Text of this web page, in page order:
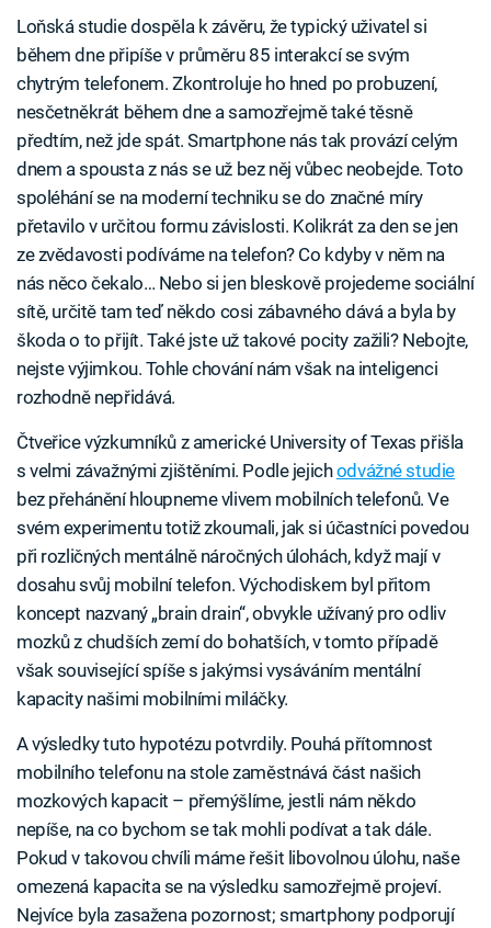
Loňská studie dospěla k závěru, že typický uživatel si
během dne připíše v průměru 85 interakcí se svým
chytrým telefonem. Zkontroluje ho hned po probuzení,
nesčetněkrát během dne a samozřejmě také těsně
předtím, než jde spát. Smartphone nás tak provází celým
dnem a spousta z nás se už bez něj vůbec neobejde. Toto
spoléhání se na moderní techniku se do značné míry
přetavilo v určitou formu závislosti. Kolikrát za den se jen
ze zvědavosti podíváme na telefon? Co kdyby v něm na
nás něco čekalo… Nebo si jen bleskově projedeme sociální
sítě, určitě tam teď někdo cosi zábavného dává a byla by
škoda o to přijít. Také jste už takové pocity zažili? Nebojte,
nejste výjimkou. Tohle chování nám však na inteligenci
rozhodně nepřidává.
Čtveřice výzkumníků z americké University of Texas přišla
s velmi závažnými zjištěními. Podle jejichodvážné studie
bez přehánění hloupneme vlivem mobilních telefonů. Ve
svém experimentu totiž zkoumali, jak si účastníci povedou
při rozličných mentálně náročných úlohách, když mají v
dosahu svůj mobilní telefon. Východiskem byl přitom
koncept nazvaný „brain drain“, obvykle užívaný pro odliv
mozků z chudších zemí do bohatších, v tomto případě
však související spíše s jakýmsi vysáváním mentální
kapacity našimi mobilními miláčky.
A výsledky tuto hypotézu potvrdily. Pouhá přítomnost
mobilního telefonu na stole zaměstnává část našich
mozkových kapacit – přemýšlíme, jestli nám někdo
nepíše, na co bychom se tak mohli podívat a tak dále.
Pokud v takovou chvíli máme řešit libovolnou úlohu, naše
omezená kapacita se na výsledku samozřejmě projeví.
Nejvíce byla zasažena pozornost; smartphony podporují